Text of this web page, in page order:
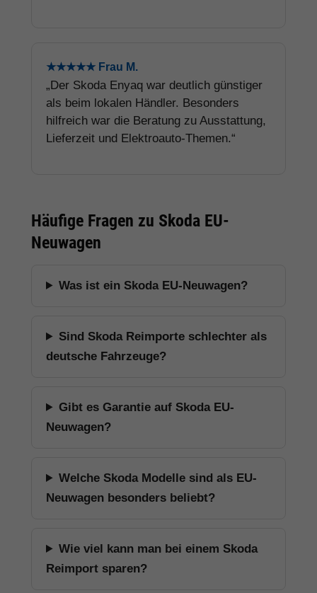
★★★★★ Frau M.
„Der Skoda Enyaq war deutlich günstiger
als beim lokalen Händler. Besonders
hilfreich war die Beratung zu Ausstattung,
Lieferzeit und Elektroauto-Themen.“
Häufige Fragen zu Skoda EU-
Neuwagen
Was ist ein Skoda EU-Neuwagen?
Sind Skoda Reimporte schlechter als
deutsche Fahrzeuge?
Gibt es Garantie auf Skoda EU-
Neuwagen?
Welche Skoda Modelle sind als EU-
Neuwagen besonders beliebt?
Wie viel kann man bei einem Skoda
Reimport sparen?